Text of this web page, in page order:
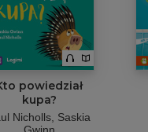
powiedział
kupa?
Nicholls Saskia